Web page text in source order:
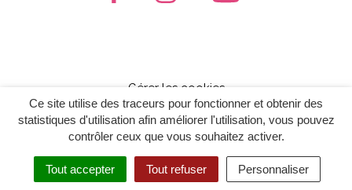
Ce site utilise des traceurs pour fonctionner et obtenir des
statistiques d'utilisation afin améliorer l'utilisation, vous pouvez
contrôler ceux que vous souhaitez activer.
Tout accepter Tout refuser Personnaliser
Gérer les cookies
Mentions Légales
Politique de confidentialité
Plan du site
Accessibilité